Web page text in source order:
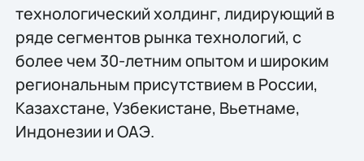
технологический холдинг, лидирующий в
ряде сегментов рынка технологий, c
более чем 30-летним опытом и широким
региональным присутствием в России,
Казахстане, Узбекистане, Вьетнаме,
Индонезии и ОАЭ.